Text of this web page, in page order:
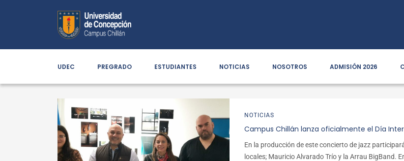
UDEC PREGRADO ESTUDIANTES NOTICIAS NOSOTROS ADMISIÓN 2026
NOTICIAS
Campus Chillán lanza oficialmente el Día
En la producción de este concierto de jazz
locales; Mauricio Alvarado Trío y la Arrau BigBand.